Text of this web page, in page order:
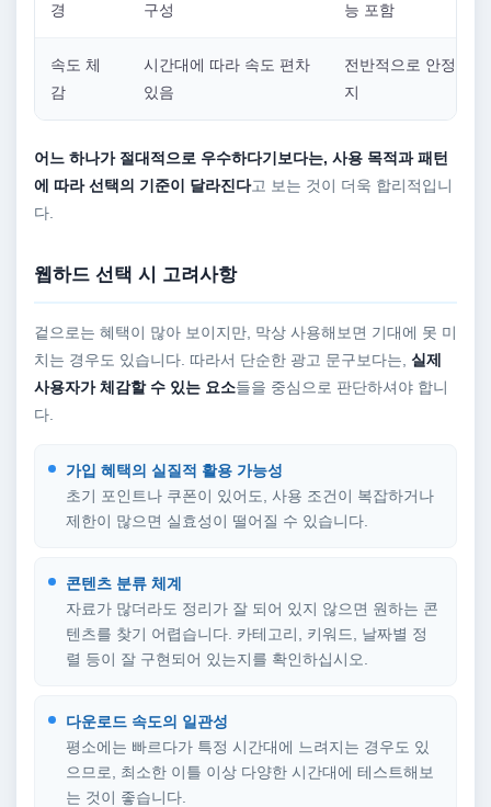
경
구성
능 포함
속도 체
감
시간대에 따라 속도 편차
있음
전반적으로 안정적인
지
어느 하나가 절대적으로 우수하다기보다는, 사용 목적과 패턴
에 따라 선택의 기준이 달라진다고 보는 것이 더욱 합리적입니
다.
웹하드 선택 시 고려사항
겉으로는 혜택이 많아 보이지만, 막상 사용해보면 기대에 못 미
치는 경우도 있습니다. 따라서 단순한 광고 문구보다는, 실제
사용자가 체감할 수 있는 요소들을 중심으로 판단하셔야 합니
다.
가입 혜택의 실질적 활용 가능성
초기 포인트나 쿠폰이 있어도, 사용 조건이 복잡하거나
제한이 많으면 실효성이 떨어질 수 있습니다.
콘텐츠 분류 체계
자료가 많더라도 정리가 잘 되어 있지 않으면 원하는 콘
텐츠를 찾기 어렵습니다. 카테고리, 키워드, 날짜별 정
렬 등이 잘 구현되어 있는지를 확인하십시오.
다운로드 속도의 일관성
평소에는 빠르다가 특정 시간대에 느려지는 경우도 있
으므로, 최소한 이틀 이상 다양한 시간대에 테스트해보
는 것이 좋습니다.